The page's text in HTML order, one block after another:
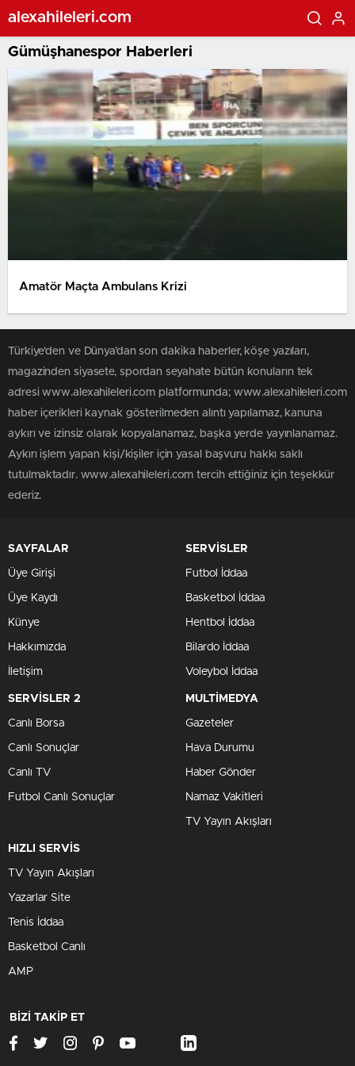
alexahileleri.com
Gümüşhanespor Haberleri
Amatör Maçta Ambulans Krizi
Türkiye'den ve Dünya’dan son dakika haberler, köşe yazıları,
magazinden siyasete, spordan seyahate bütün konuların tek
adresi www.alexahileleri.com platformunda; www.alexahileleri.com
haber içerikleri kaynak gösterilmeden alıntı yapılamaz, kanuna
aykırı ve izinsiz olarak kopyalanamaz, başka yerde yayınlanamaz.
Aykırı işlem yapan kişi/kişiler için yasal başvuru hakkı saklı
tutulmaktadır. www.alexahileleri.com tercih ettiğiniz için teşekkür
ederiz.
SAYFALAR
Üye Girişi
Üye Kaydı
Künye
Hakkımızda
İletişim
SERVİSLER
Futbol İddaa
Basketbol İddaa
Hentbol İddaa
Bilardo İddaa
Voleybol İddaa
SERVİSLER 2
Canlı Borsa
Canlı Sonuçlar
Canlı TV
Futbol Canlı Sonuçlar
MULTİMEDYA
Gazeteler
Hava Durumu
Haber Gönder
Namaz Vakitleri
TV Yayın Akışları
HIZLI SERVİS
TV Yayın Akışları
Yazarlar Site
Tenis İddaa
Basketbol Canlı
AMP
BİZİ TAKİP ET